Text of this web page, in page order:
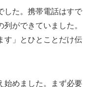
た。携帯電話はすで
ができていました。
す」とひとことだけ伝
始めました。まず必要